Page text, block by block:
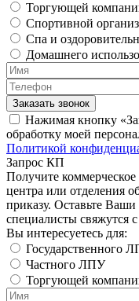
Торгующей
Спортивной
Спа и
Домашнего
Заказать звонок
Нажимая кнопку
обработку моей
Политикой
Запрос КП
Получите
центра или отделения
приказу. Оставьте
специалисты свяжутся
Вы интересуетесь для:
Государственного
Частного ЛПУ
Торгующей